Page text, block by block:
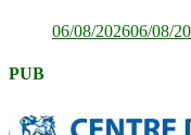
06/08/202606/08/
PUB